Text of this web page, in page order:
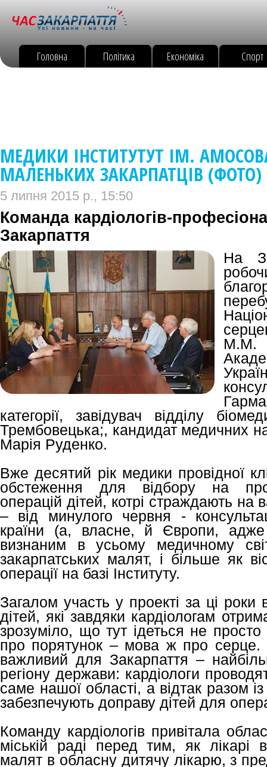
Головна Політика Економіка Спорт
МЕДИКИ ІНСТИТУТУТ ІМ.
МАЛЕНЬКИХ ЗАКАРПАТЦІВ (ФОТО)
5 липня 2015 р., 15:50
Команда кардіологів-
Закарпаття
На
М.М.
категорії, завідувач відділу
Трембовецька;, кандидат медичних
Марія Руденко.
Вже десятий рік медики провідної
обстеження для відбору на
операцій дітей, котрі страждають
– від минулого червня -
країни (а, власне, й Європи,
визнаним в усьому медичному
закарпатських малят, і більше як
операції на базі Інституту.
Загалом участь у проекті за ці роки
дітей, які завдяки кардіологам
зрозуміло, що тут ідеться не
про порятунок – мова ж про серце.
важливий для Закарпаття –
регіону держави: кардіологи
саме нашої області, а відтак разом
забезпечують доправу дітей для
Команду кардіологів привітала
міській раді перед тим, як
малят в обласну дитячу лікарю, з